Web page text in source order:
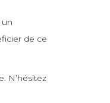
de ce
N’hésitez